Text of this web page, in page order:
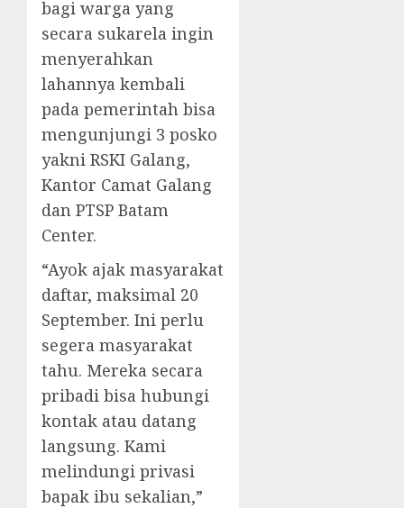
bagi warga yang
secara sukarela ingin
menyerahkan
lahannya kembali
pada pemerintah bisa
mengunjungi 3 posko
yakni RSKI Galang,
Kantor Camat Galang
dan PTSP Batam
Center.
“Ayok ajak masyarakat
daftar, maksimal 20
September. Ini perlu
segera masyarakat
tahu. Mereka secara
pribadi bisa hubungi
kontak atau datang
langsung. Kami
melindungi privasi
bapak ibu sekalian,”